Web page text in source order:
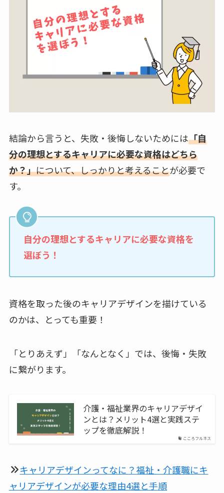
結論から言うと、失敗・後悔しないためには「自
分の理想とするキャリアに必要な資格はどちら
か？」について、しっかりと考えることが必要で
す。
自分の理想とするキャリアに必要な資格を
選ぼう！
資格を取った後のキャリアデザインを描けている
のかは、とっても重要！
「とりあえず」「なんとなく」では、後悔・失敗
に繋がります。
こころフルネス
介護・福祉業界のキャリアデザイ
ンとは？メリット4選と実践ステ
ップを徹底解説！
キャリアデザインってなに？福祉・介護職にキ
ャリアデザインが必要な理由4選と手順